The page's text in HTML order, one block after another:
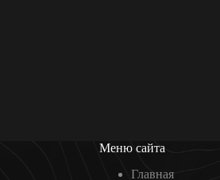
Меню сайта
Главная